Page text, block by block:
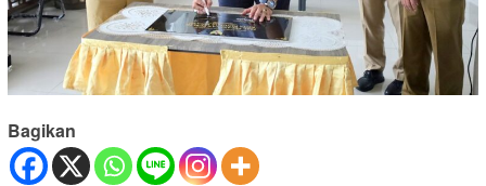
Bagikan